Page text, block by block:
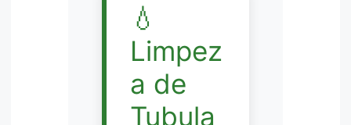
💧
Limpez
a de
Tubula